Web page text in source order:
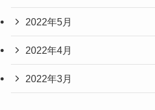
2022年5月
2022年4月
2022年3月